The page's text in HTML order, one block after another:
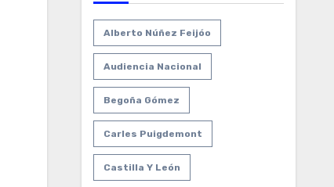
Alberto Núñez Feijóo
Audiencia Nacional
Begoña Gómez
Carles Puigdemont
Castilla Y León